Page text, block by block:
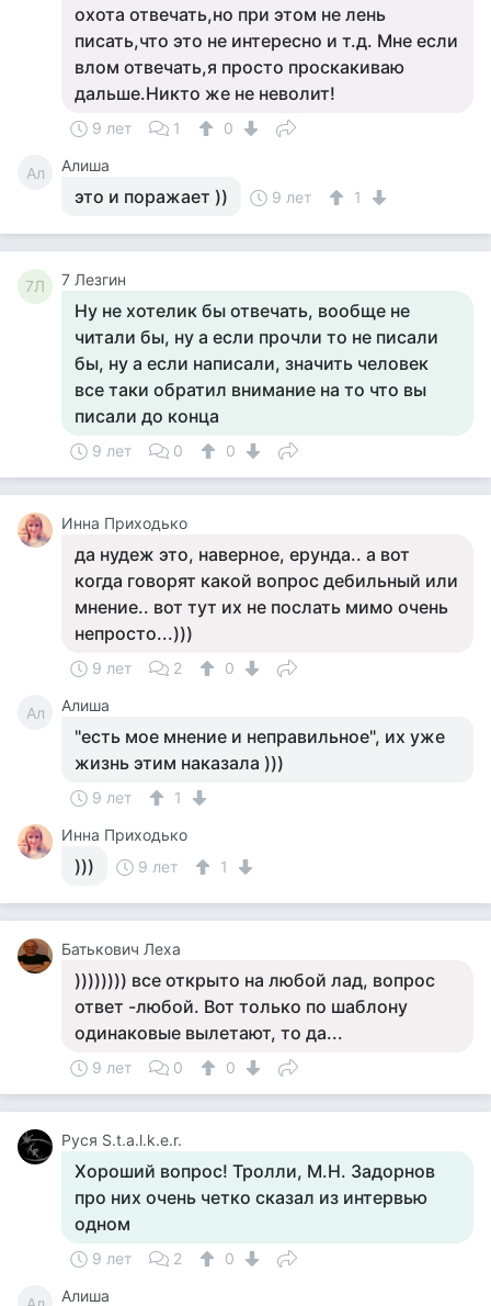
охота отвечать,но при этом не лень
писать,что это не интересно и т.д. Мне если
влом отвечать,я просто проскакиваю
дальше.Никто же не неволит!
9 лет 1 0
Ал Алиша
это и поражает )) 9 лет 1
7Л 7 Лезгин
Ну не хотелик бы отвечать, вообще не
читали бы, ну а если прочли то не писали
бы, ну а если написали, значить человек
все таки обратил внимание на то что вы
писали до конца
9 лет 0 0
Инна Приходько
да нудеж это, наверное, ерунда.. а вот
когда говорят какой вопрос дебильный или
мнение.. вот тут их не послать мимо очень
непросто...)))
9 лет 2 0
Ал Алиша
"есть мое мнение и неправильное", их уже
жизнь этим наказала )))
9 лет
1
Инна Приходько
))) 9 лет 1
Батькович Леха
)))))))) все открыто на любой лад, вопрос
ответ -любой. Вот только по шаблону
одинаковые вылетают, то да...
9 лет 0 0
Руся S.t.a.l.k.e.r.
Хороший вопрос! Тролли, М.Н. Задорнов
про них очень четко сказал из интервью
одном
9 лет 2 0
Алиша